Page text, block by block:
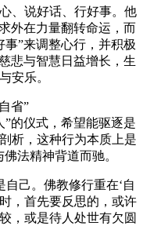
、说好话、行好事。他
外在力量翻转命运，而
”来调整心行，并积极
悲与智慧日益增长，生
安乐。
省”
的仪式，希望能驱逐是
析，这种行为本质上是
法精神背道而驰。
己。佛教修行重在‘自
，首先要反思的，或许
，或是待人处世有欠圆